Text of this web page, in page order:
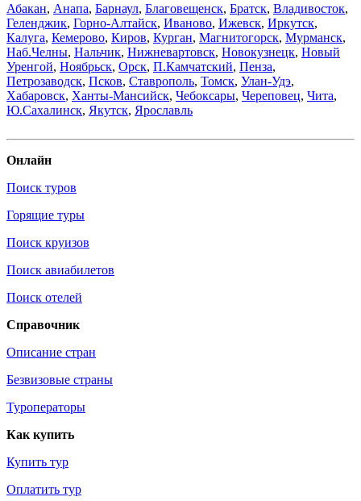
Абакан, Анапа, Барнаул, Благовещенск, Братск, Владивосток,
Геленджик, Горно-Алтайск, Иваново, Ижевск, Иркутск,
Калуга, Кемерово, Киров, Курган, Магнитогорск, Мурманск,
Наб.Челны, Нальчик, Нижневартовск, Новокузнецк, Новый
Уренгой, Ноябрьск, Орск, П.Камчатский, Пенза,
Петрозаводск, Псков, Ставрополь, Томск, Улан-Удэ,
Хабаровск, Ханты-Мансийск, Чебоксары, Череповец, Чита,
Ю.Сахалинск, Якутск, Ярославль
Онлайн
Поиск туров
Горящие туры
Поиск круизов
Поиск авиабилетов
Поиск отелей
Справочник
Описание стран
Безвизовые страны
Туроператоры
Как купить
Купить тур
Оплатить тур